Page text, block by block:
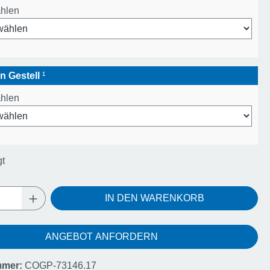
Gestell ¹
Gib den gewünschten Wert ein
IN DEN WARENKORB
ANGEBOT ANFORDERN
COGP-73146.17